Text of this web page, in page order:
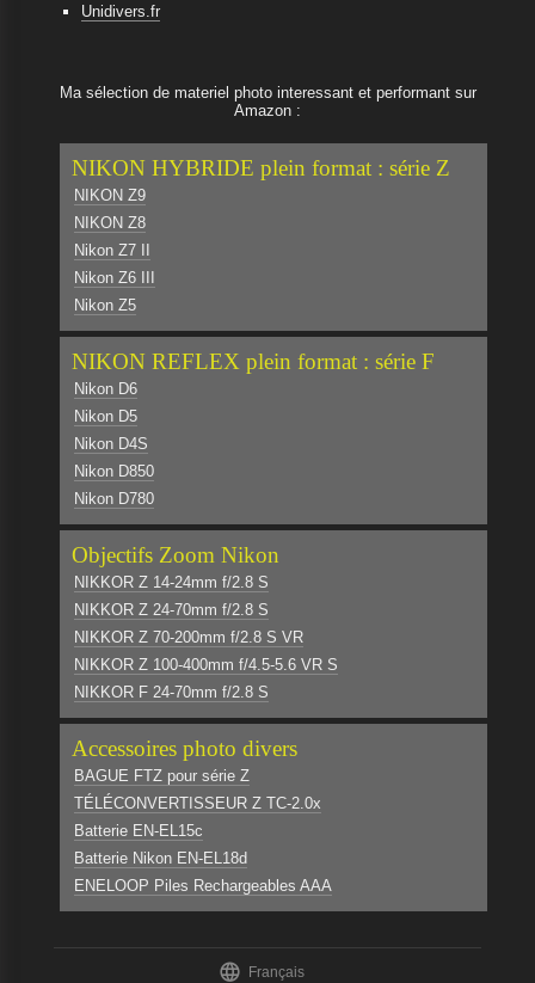
Unidivers.fr
Ma sélection de materiel photo interessant et performant sur
Amazon :
NIKON HYBRIDE plein format : série Z
NIKON Z9
NIKON Z8
Nikon Z7 II
Nikon Z6 III
Nikon Z5
NIKON REFLEX plein format : série F
Nikon D6
Nikon D5
Nikon D4S
Nikon D850
Nikon D780
Objectifs Zoom Nikon
NIKKOR Z 14-24mm f/2.8 S
NIKKOR Z 24-70mm f/2.8 S
NIKKOR Z 70-200mm f/2.8 S VR
NIKKOR Z 100-400mm f/4.5-5.6 VR S
NIKKOR F 24-70mm f/2.8 S
Accessoires photo divers
BAGUE FTZ pour série Z
TÉLÉCONVERTISSEUR Z TC-2.0x
Batterie EN-EL15c
Batterie Nikon EN-EL18d
ENELOOP Piles Rechargeables AAA
 Français